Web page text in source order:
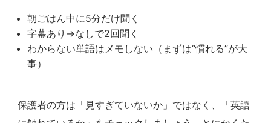
朝ごはん中に5分だけ聞く
字幕あり→なしで2回聞く
わからない単語はメモしない（まずは“慣れる”が大
事）
保護者の方は「見すぎていないか」ではなく、「英語